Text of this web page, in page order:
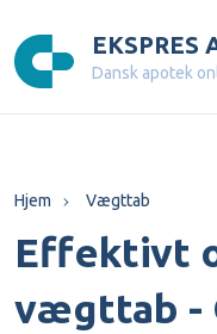
EKSPRES
Dansk apotek
Hjem Vægttab
Effektivt
vægttab -